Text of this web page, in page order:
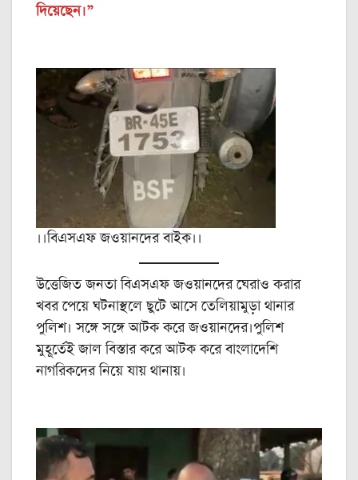
দিয়েছেন।”
।।বিএসএফ জওয়ানদের বাইক।।
উত্তেজিত জনতা বিএসএফ জওয়ানদের ঘেরাও করার
খবর পেয়ে ঘটনাস্থলে ছুটে আসে তেলিয়ামুড়া থানার
পুলিশ। সঙ্গে সঙ্গে আটক করে জওয়ানদের।পুলিশ
মুহূর্তেই জাল বিস্তার করে আটক করে বাংলাদেশি
নাগরিকদের নিয়ে যায় থানায়।